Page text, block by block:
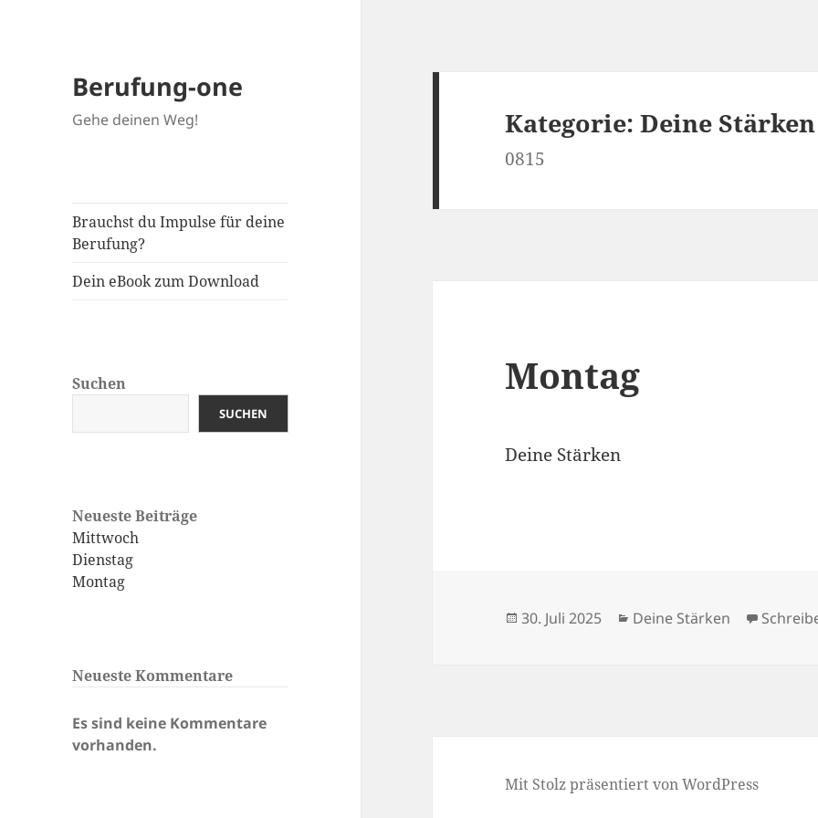
Berufung-one
Gehe deinen Weg!
Brauchst du Impulse für deine
Berufung?
Dein eBook zum Download
Suchen
SUCHEN
Neueste Beiträge
Mittwoch
Dienstag
Montag
Neueste Kommentare
Es sind keine Kommentare
vorhanden.
Kategorie:Deine Stärken
0815
Montag
Deine Stärken
Veröffentlicht
30. Juli 2025 Kategorien
Deine Stärken
Mit Stolz präsentiert von WordPress